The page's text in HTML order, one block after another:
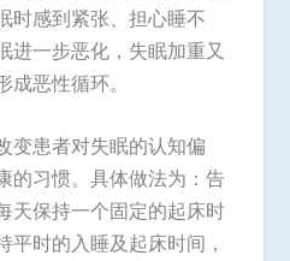
时感到紧张、担心睡不
进一步恶化，失眠加重又
恶性循环。
变患者对失眠的认知偏
的习惯。具体做法为：告
天保持一个固定的起床时
平时的入睡及起床时间，